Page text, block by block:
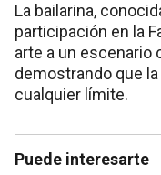
La bailarina,
participación en la
arte a un escenario
demostrando que
cualquier límite.
Puede interesarte